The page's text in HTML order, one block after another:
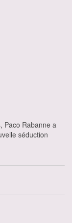
Paco Rabanne a
séduction